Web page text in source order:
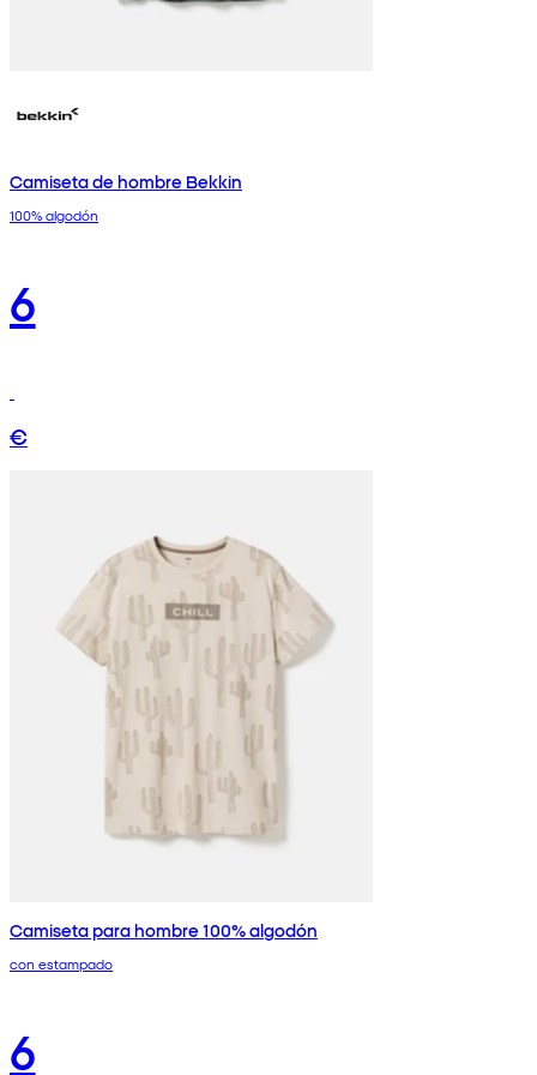
Camiseta de hombre Bekkin
100% algodón
6
€
Camiseta para hombre 100% algodón
con estampado
6